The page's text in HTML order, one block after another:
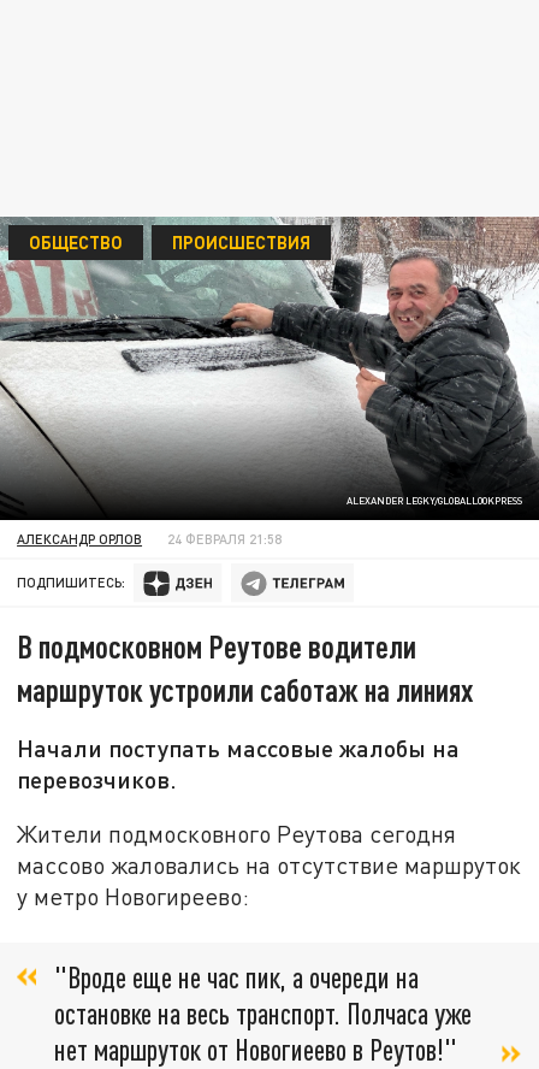
ALEXANDER LEGKY/GLOBALLOOKPRESS
ОБЩЕСТВО ПРОИСШЕСТВИЯ
АЛЕКСАНДР ОРЛОВ 24 ФЕВРАЛЯ 21:58
ПОДПИШИТЕСЬ:
В подмосковном Реутове водители
маршруток устроили саботаж на линиях
Начали поступать массовые жалобы на
перевозчиков.
Жители подмосковного Реутова сегодня
массово жаловались на отсутствие маршруток
у метро Новогиреево:
"Вроде еще не час пик, а очереди на
остановке на весь транспорт. Полчаса уже
нет маршруток от Новогиеево в Реутов!"